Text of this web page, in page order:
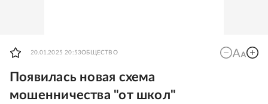
20.01.2025 20:53ОБЩЕСТВО
Появилась новая схема
мошенничества "от школ"